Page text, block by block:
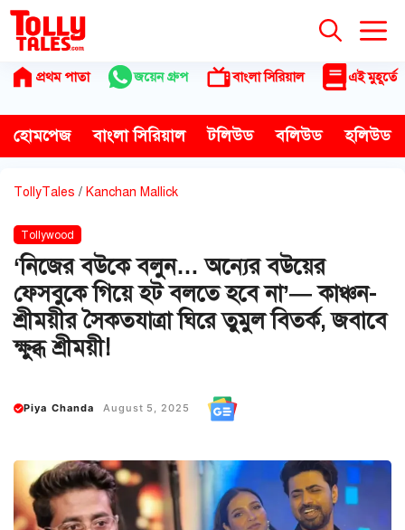
Skip
content
প্রথম পাতা জয়েন গ্রুপ বাংলা সিরিয়াল এই মুহূর্তে
হোমপেজ বাংলা সিরিয়াল টলিউড বলিউড হলিউড
TollyTales / Kanchan Mallick
Tollywood
‘নিজের বউকে বলুন… অন্যের বউয়ের
ফেসবুকে গিয়ে হট বলতে হবে না’— কাঞ্চন-
শ্রীময়ীর সৈকতযাত্রা ঘিরে তুমুল বিতর্ক, জবাবে
ক্ষুব্ধ শ্রীময়ী!
Piya Chanda August 5, 2025